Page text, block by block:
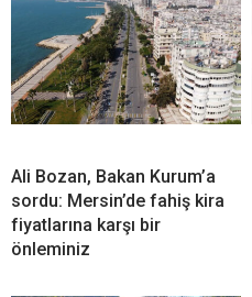
Ali Bozan, Bakan Kurum’a
sordu: Mersin’de fahiş kira
fiyatlarına karşı bir
önleminiz